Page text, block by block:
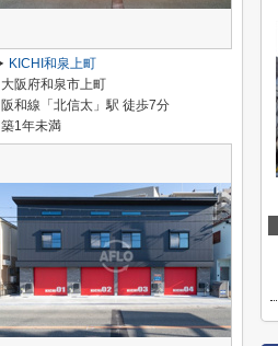
KICHI和泉上町
大阪府和泉市上町
阪和線「北信太」駅 徒歩7分
築1年未満